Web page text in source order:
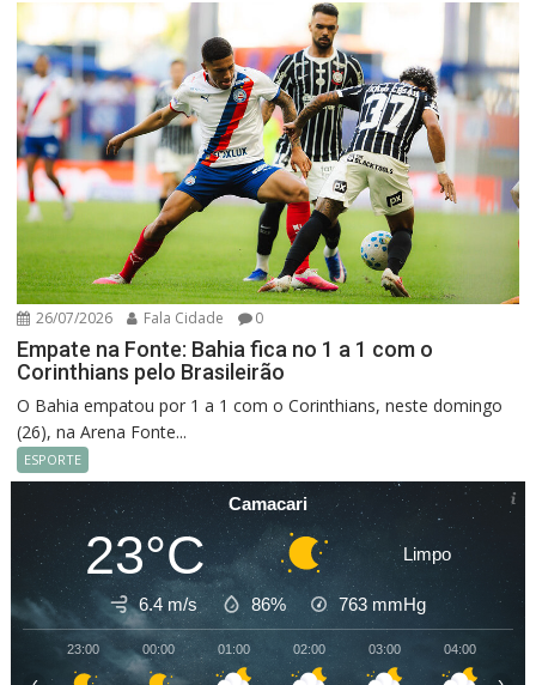
26/07/2026 Fala Cidade 0
Empate na Fonte: Bahia fica no 1 a 1 com o
Corinthians pelo Brasileirão
O Bahia empatou por 1 a 1 com o Corinthians, neste domingo
(26), na Arena Fonte...
ESPORTE
Camacari
23°C Limpo
6.4 m/s 86% 763 mmHg
23:00 00:00 01:00 02:00 03:00 04:00